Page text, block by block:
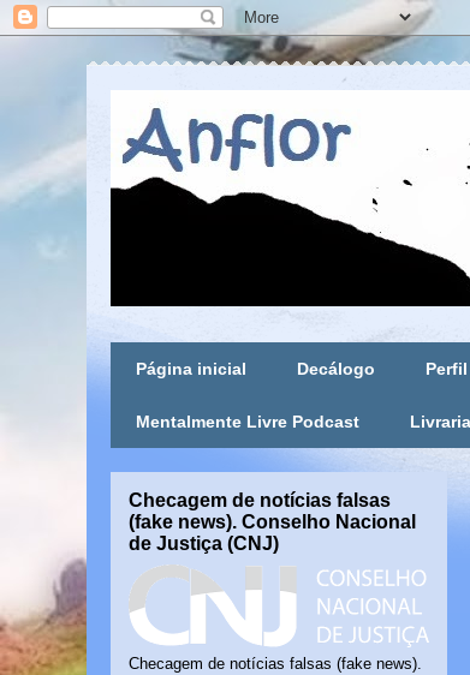
Página inicial Decálogo Perfil
Mentalmente Livre Podcast Livraria
Checagem de notícias falsas
(fake news). Conselho Nacional
de Justiça (CNJ)
Checagem de notícias falsas (fake news).